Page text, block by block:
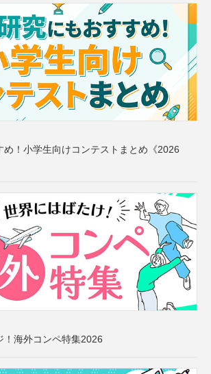
め！小学生向けコンテストまとめ《2026
！海外コンペ特集2026